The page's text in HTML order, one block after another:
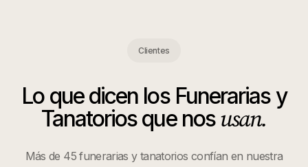
Clientes
Lo que dicen los Funerarias y
Tanatoriosque nosusan.
Más de 45 funerarias y tanatorios confían en nuestra